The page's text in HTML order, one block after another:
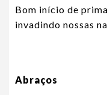
Bom início de
invadindo nossas
Abraços